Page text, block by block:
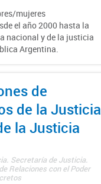
mujeres
el año 2000 hasta la
nacional y de la justicia
Argentina.
de
de la Justicia
la Justicia
Secretaría de Justicia.
Relaciones con el Poder